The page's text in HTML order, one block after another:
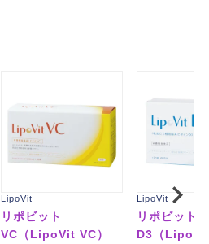
LipoVit
リポビット
VC（LipoVit VC）
LipoVit
リポビット
D3（